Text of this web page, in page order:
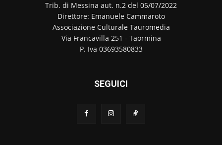
Trib. di Messina aut. n.2 del 05/07/2022
Direttore: Emanuele Cammaroto
Associazione Culturale Tauromedia
Via Francavilla 251 - Taormina
P. Iva 03693580833
SEGUICI